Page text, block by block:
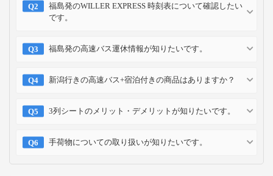
福島発のWILLER EXPRESS 時刻表について確認したい
です。
福島発の高速バス運休情報が知りたいです。
新潟行きの高速バス+宿泊付きの商品はありますか？
3列シートのメリット・デメリットが知りたいです。
手荷物についての取り扱いが知りたいです。